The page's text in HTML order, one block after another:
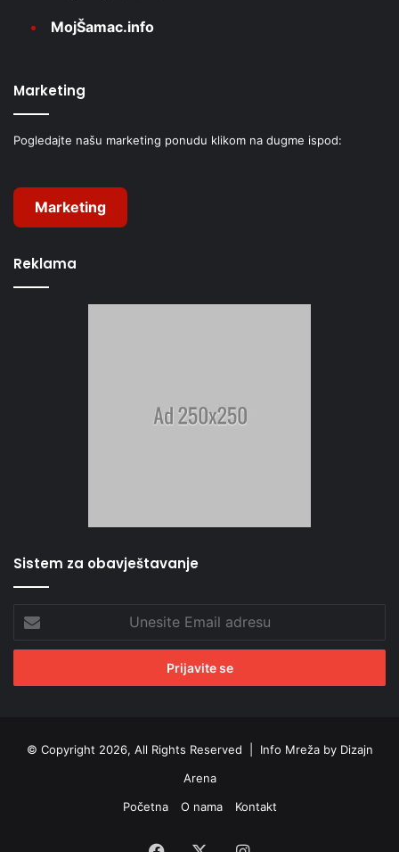
MojŠamac.info
Marketing
Pogledajte našu marketing ponudu klikom na dugme ispod:
Marketing
Reklama
Sistem za obavještavanje
Email
adresu
© Copyright 2026, All Rights Reserved | Info Mreža by Dizajn
Arena
Početna
O nama Kontakt